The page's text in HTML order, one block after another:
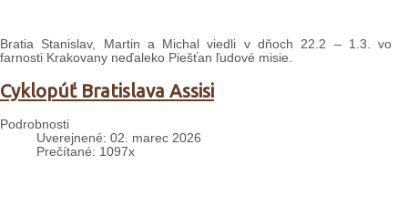
Bratia Stanislav, Martin a Michal viedli v dňoch 22.2 – 1.3. vo
farnosti Krakovany neďaleko Piešťan ľudové misie.
Cyklopúť Bratislava Assisi
Podrobnosti
Uverejnené: 02. marec 2026
Prečítané: 1097x